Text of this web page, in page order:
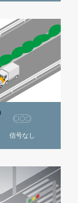
信号なし